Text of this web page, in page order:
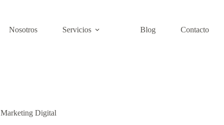
Nosotros Servicios Blog Contacto
Marketing Digital